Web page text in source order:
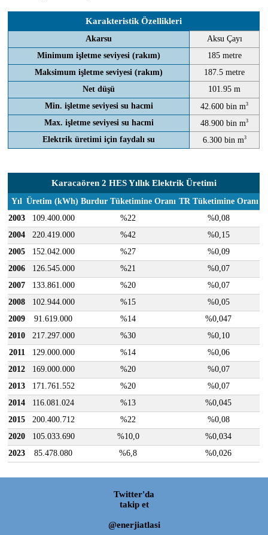
Karakteristik Özellikleri
Akarsu
Aksu Çayı
Minimum işletme seviyesi (rakım)
185 metre
Maksimum işletme seviyesi (rakım)
187.5 metre
Net düşü
101.95 m
Min. işletme seviyesi su hacmi
42.600 bin m3
Max. işletme seviyesi su hacmi 48.900 bin m3
Elektrik üretimi için faydalı su 6.300 bin m3
Karacaören 2 HES Yıllık Elektrik Üretimi
Yıl Üretim (kWh) Burdur Tüketimine Oranı TR Tüketimine Oranı
2003
109.400.000 %22
%0,08
2004
220.419.000 %42
%0,15
2005
152.042.000 %27
%0,09
2006
126.545.000 %21
%0,07
2007
133.861.000 %20
%0,07
2008
102.944.000 %15
%0,05
2009
91.619.000 %14
%0,047
2010
217.297.000 %30
%0,10
2011
129.000.000 %14
%0,06
2012
169.000.000 %20
%0,07
2013
171.761.552 %20
%0,07
2014
116.081.024 %13
%0,045
2015
200.400.712 %22
%0,08
2020
105.033.690 %10,0
%0,034
2023
85.478.080 %6,8 %0,026
Twitter'da
takip et
@enerjiatlasi